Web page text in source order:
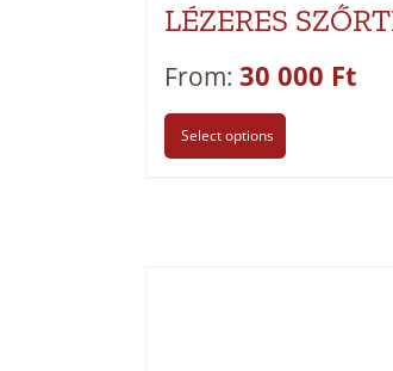
LÉZERES
From: 30 000 Ft
Select options